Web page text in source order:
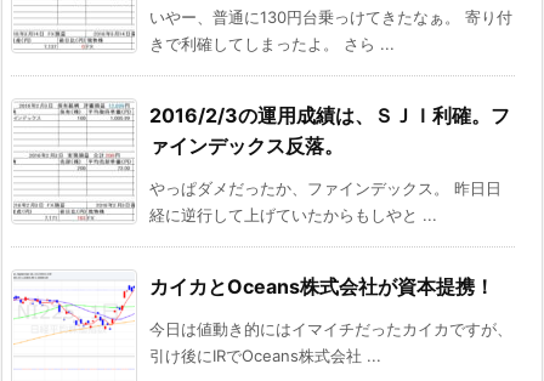
いやー、普通に130円台乗っけてきたなぁ。 寄り付
きで利確してしまったよ。 さら ...
2016/2/3の運用成績は、ＳＪＩ利確。フ
ァインデックス反落。
やっぱダメだったか、ファインデックス。 昨日日
経に逆行して上げていたからもしやと ...
カイカとOceans株式会社が資本提携！
今日は値動き的にはイマイチだったカイカですが、
引け後にIRでOceans株式会社 ...